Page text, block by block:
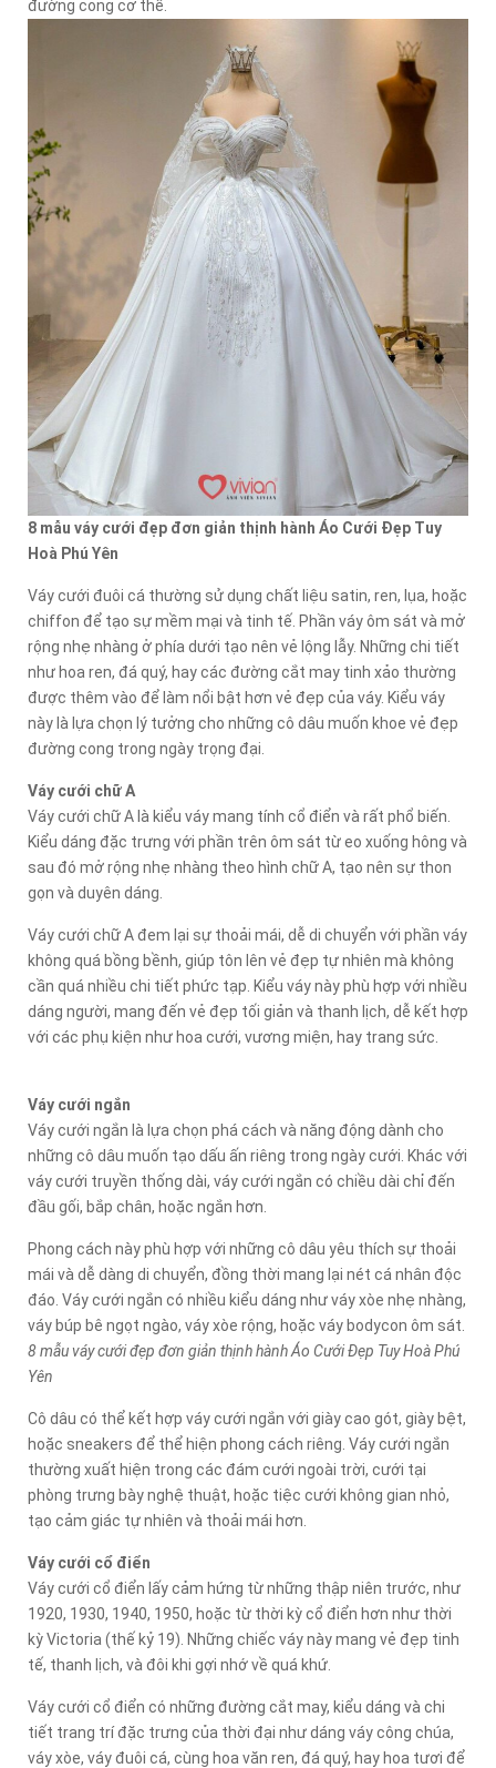
đường cong cơ thể.
8 mẫu váy cưới đẹp đơn giản thịnh hành Áo Cưới Đẹp Tuy
Hoà Phú Yên
Váy cưới đuôi cá thường sử dụng chất liệu satin, ren, lụa, hoặc
chiffon để tạo sự mềm mại và tinh tế. Phần váy ôm sát và mở
rộng nhẹ nhàng ở phía dưới tạo nên vẻ lộng lẫy. Những chi tiết
như hoa ren, đá quý, hay các đường cắt may tinh xảo thường
được thêm vào để làm nổi bật hơn vẻ đẹp của váy. Kiểu váy
này là lựa chọn lý tưởng cho những cô dâu muốn khoe vẻ đẹp
đường cong trong ngày trọng đại.
Váy cưới chữ A
Váy cưới chữ A là kiểu váy mang tính cổ điển và rất phổ biến.
Kiểu dáng đặc trưng với phần trên ôm sát từ eo xuống hông và
sau đó mở rộng nhẹ nhàng theo hình chữ A, tạo nên sự thon
gọn và duyên dáng.
Váy cưới chữ A đem lại sự thoải mái, dễ di chuyển với phần váy
không quá bồng bềnh, giúp tôn lên vẻ đẹp tự nhiên mà không
cần quá nhiều chi tiết phức tạp. Kiểu váy này phù hợp với nhiều
dáng người, mang đến vẻ đẹp tối giản và thanh lịch, dễ kết hợp
với các phụ kiện như hoa cưới, vương miện, hay trang sức.
Váy cưới ngắn
Váy cưới ngắn là lựa chọn phá cách và năng động dành cho
những cô dâu muốn tạo dấu ấn riêng trong ngày cưới. Khác với
váy cưới truyền thống dài, váy cưới ngắn có chiều dài chỉ đến
đầu gối, bắp chân, hoặc ngắn hơn.
Phong cách này phù hợp với những cô dâu yêu thích sự thoải
mái và dễ dàng di chuyển, đồng thời mang lại nét cá nhân độc
đáo. Váy cưới ngắn có nhiều kiểu dáng như váy xòe nhẹ nhàng,
váy búp bê ngọt ngào, váy xòe rộng, hoặc váy bodycon ôm sát.
8 mẫu váy cưới đẹp đơn giản thịnh hành Áo Cưới Đẹp Tuy Hoà Phú
Yên
Cô dâu có thể kết hợp váy cưới ngắn với giày cao gót, giày bệt,
hoặc sneakers để thể hiện phong cách riêng. Váy cưới ngắn
thường xuất hiện trong các đám cưới ngoài trời, cưới tại
phòng trưng bày nghệ thuật, hoặc tiệc cưới không gian nhỏ,
tạo cảm giác tự nhiên và thoải mái hơn.
Váy cưới cổ điển
Váy cưới cổ điển lấy cảm hứng từ những thập niên trước, như
1920, 1930, 1940, 1950, hoặc từ thời kỳ cổ điển hơn như thời
kỳ Victoria (thế kỷ 19). Những chiếc váy này mang vẻ đẹp tinh
tế, thanh lịch, và đôi khi gợi nhớ về quá khứ.
Váy cưới cổ điển có những đường cắt may, kiểu dáng và chi
tiết trang trí đặc trưng của thời đại như dáng váy công chúa,
váy xòe, váy đuôi cá, cùng hoa văn ren, đá quý, hay hoa tươi để